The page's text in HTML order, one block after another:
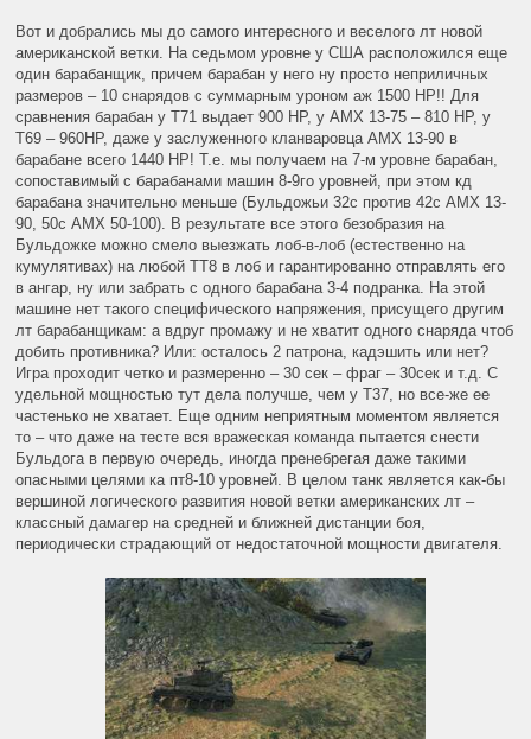
Вот и добрались мы до самого интересного и веселого лт новой
американской ветки. На седьмом уровне у США расположился еще
один барабанщик, причем барабан у него ну просто неприличных
размеров – 10 снарядов с суммарным уроном аж 1500 НР!! Для
сравнения барабан у Т71 выдает 900 НР, у АМХ 13-75 – 810 НР, у
Т69 – 960НР, даже у заслуженного кланваровца АМХ 13-90 в
барабане всего 1440 НР! Т.е. мы получаем на 7-м уровне барабан,
сопоставимый с барабанами машин 8-9го уровней, при этом кд
барабана значительно меньше (Бульдожьи 32с против 42с АМХ 13-
90, 50с АМХ 50-100). В результате все этого безобразия на
Бульдожке можно смело выезжать лоб-в-лоб (естественно на
кумулятивах) на любой ТТ8 в лоб и гарантированно отправлять его
в ангар, ну или забрать с одного барабана 3-4 подранка. На этой
машине нет такого специфического напряжения, присущего другим
лт барабанщикам: а вдруг промажу и не хватит одного снаряда чтоб
добить противника? Или: осталось 2 патрона, кадэшить или нет?
Игра проходит четко и размеренно – 30 сек – фраг – 30сек и т.д. С
удельной мощностью тут дела получше, чем у Т37, но все-же ее
частенько не хватает. Еще одним неприятным моментом является
то – что даже на тесте вся вражеская команда пытается снести
Бульдога в первую очередь, иногда пренебрегая даже такими
опасными целями ка пт8-10 уровней. В целом танк является как-бы
вершиной логического развития новой ветки американских лт –
классный дамагер на средней и ближней дистанции боя,
периодически страдающий от недостаточной мощности двигателя.